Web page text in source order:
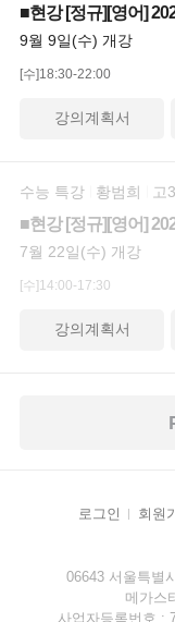
■현강 [정규][영어]
9월 9일(수) 개강
[수]18:30-22:00
강의계획서
수능 특강 황범희 고
■현강 [정규][영어]
7월 22일(수) 개강
[수]14:00-17:30
강의계획서
로그인 회원
06643 서울특별
메가스
사업자등록번호 :